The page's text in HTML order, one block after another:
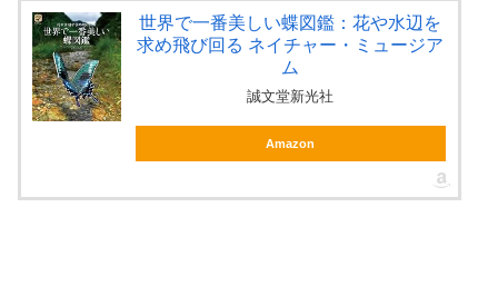
世界で一番美しい蝶図鑑：花や水辺を
求め飛び回る ネイチャー・ミュージア
ム
誠文堂新光社
Amazon